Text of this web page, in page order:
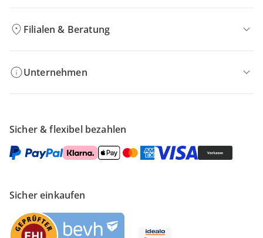
Filialen & Beratung
Unternehmen
Sicher & flexibel bezahlen
Sicher einkaufen